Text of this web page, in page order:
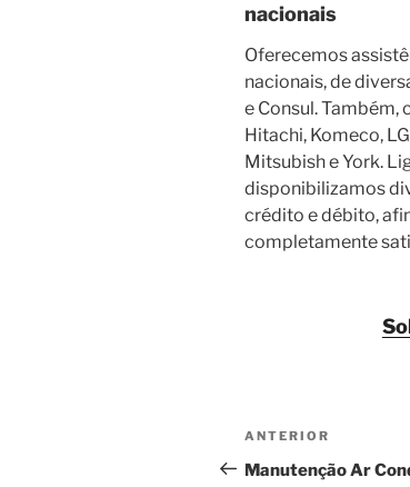
nacionais
Oferecemos
nacionais, de
e Consul. Também,
Hitachi, Komeco,
Mitsubish e York.
disponibilizamos
crédito e débito,
completamente
Navegação
de
Post
anterior
ANTERIOR
Manutenção Ar